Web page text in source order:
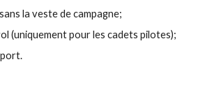
laveste de campagne;
(uniquement pour les cadets pilotes);